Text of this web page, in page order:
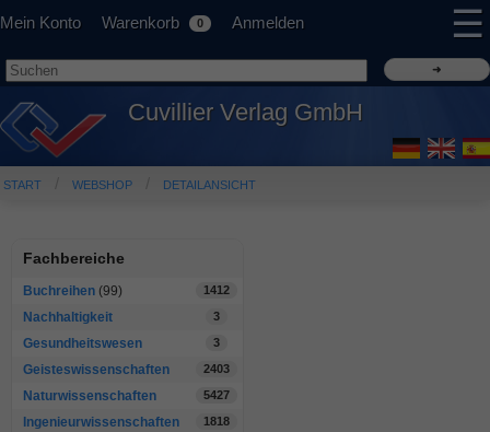
Mein Konto Warenkorb 0 Anmelden ☰
Cuvillier Verlag GmbH
START WEBSHOP DETAILANSICHT
Fachbereiche
Buchreihen (99) 1412
Nachhaltigkeit 3
Gesundheitswesen 3
Geisteswissenschaften 2403
Naturwissenschaften 5427
Ingenieurwissenschaften 1818